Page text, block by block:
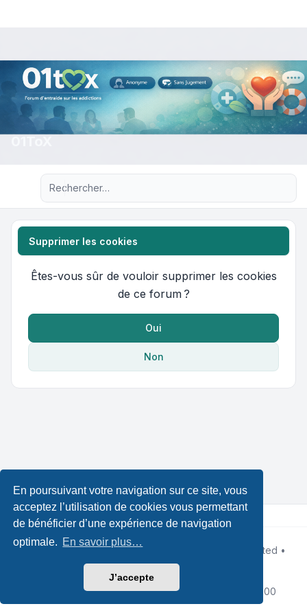
En poursuivant votre navigation sur ce site, vous
acceptez l’utilisation de cookies vous permettant
de bénéficier d’une expérience de navigation
optimale. En savoir plus…
J’accepte
Recherche avancée
Supprimer les cookies
Êtes-vous sûr de vouloir supprimer les cookies
de ce forum ?
Oui
Non
Développé parphpBB® Forum Software © phpBB Limited •
Leenoz
Traduction française officielle©
|Conditions|Fuseau horaire sur UTC+02:00